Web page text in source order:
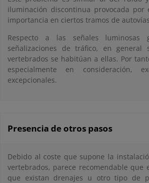
iluminación discontinua provocada por
importancia en ciertos tramos de
Respecto a las señales luminosas
señalizaciones de tráfico, en general
vertebrados se habitúan a ellas. Por
especialmente en consideración,
excepcionales.
Presencia de otros pasos
Debido al coste que supone la
vertebrados, parece recomendable que
que existan drenajes u otro tipo de